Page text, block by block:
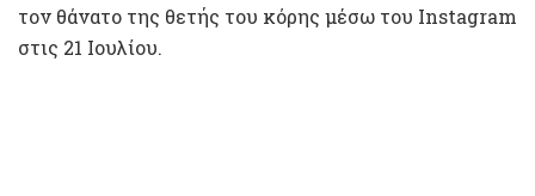
τον θάνατο της θετής του κόρης μέσω του Instagram
στις 21 Ιουλίου.